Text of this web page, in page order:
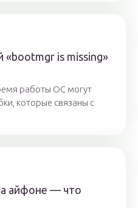
«bootmgr is missing»
работы ОС могут
которые связаны с
айфоне — что